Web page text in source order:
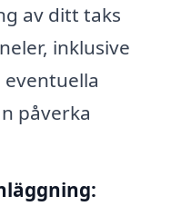
av ditt taks
inklusive
påverka